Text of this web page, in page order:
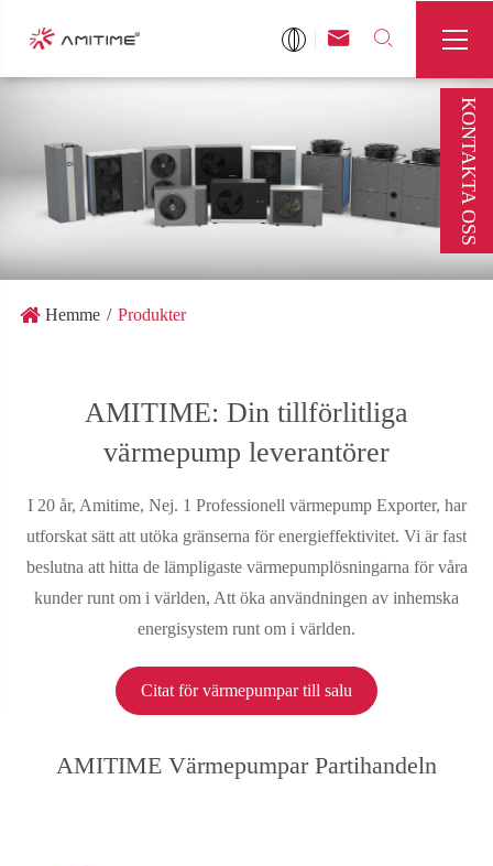
 

Hemme Produkter
AMITIME: Din tillförlitliga
värmepump leverantörer
I 20 år, Amitime, Nej. 1 Professionell värmepump Exporter, har
utforskat sätt att utöka gränserna för energieffektivitet. Vi är fast
beslutna att hitta de lämpligaste värmepumplösningarna för våra
kunder runt om i världen, Att öka användningen av inhemska
energisystem runt om i världen.
Citat för värmepumpar till salu
AMITIME Värmepumpar Partihandeln
KONTAKTA OSS